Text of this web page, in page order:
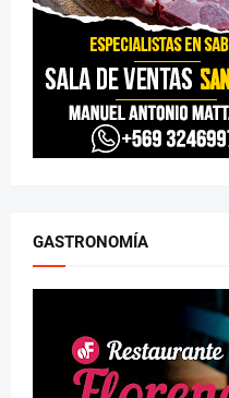
GASTRONOMÍA